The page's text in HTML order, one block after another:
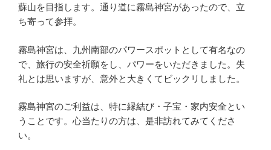
蘇山を目指します。通り道に霧島神宮があったので、立
ち寄って参拝。
霧島神宮は、九州南部のパワースポットとして有名なの
で、旅行の安全祈願をし、パワーをいただきました。失
礼とは思いますが、意外と大きくてビックリしました。
霧島神宮のご利益は、特に縁結び・子宝・家内安全とい
うことです。心当たりの方は、是非訪れてみてくださ
い。